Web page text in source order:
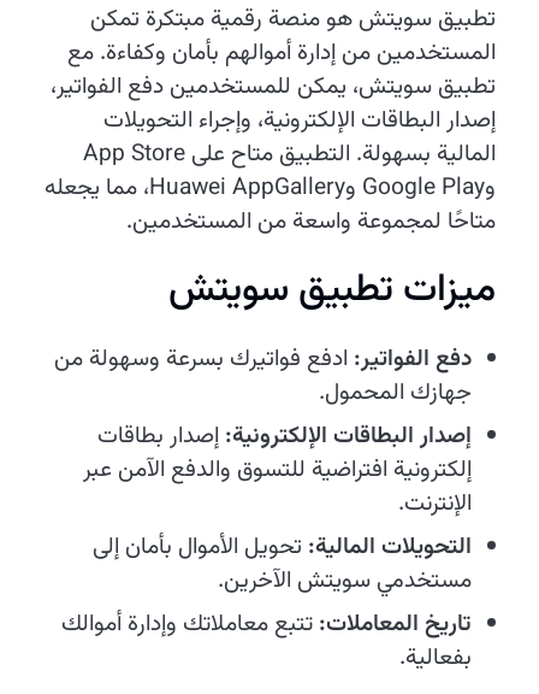
تطبيق سويتش هو منصة رقمية مبتكرة تمكن
المستخدمين من إدارة أموالهم بأمان وكفاءة. مع
تطبيق سويتش، يمكن للمستخدمين دفع الفواتير،
إصدار البطاقات الإلكترونية، وإجراء التحويلات
المالية بسهولة. التطبيق متاح على App Store
وGoogle Play وHuawei AppGallery، مما يجعله
متاحًا لمجموعة واسعة من المستخدمين.
ميزات تطبيق سويتش
دفع الفواتير: ادفع فواتيرك بسرعة وسهولة من
جهازك المحمول.
إصدار البطاقات الإلكترونية: إصدار بطاقات
إلكترونية افتراضية للتسوق والدفع الآمن عبر
الإنترنت.
التحويلات المالية: تحويل الأموال بأمان إلى
مستخدمي سويتش الآخرين.
تاريخ المعاملات: تتبع معاملاتك وإدارة أموالك
بفعالية.